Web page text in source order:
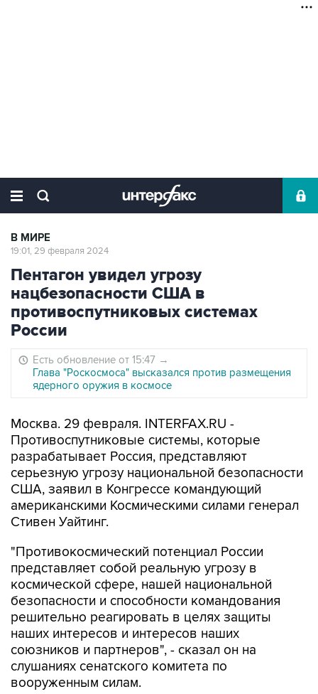
В МИРЕ
19:01, 29 февраля 2024
Пентагон увидел угрозу
нацбезопасности США в
противоспутниковых системах
России
Есть обновление от 15:47 →
Глава "Роскосмоса" высказался против размещения
ядерного оружия в космосе
Москва. 29 февраля. INTERFAX.RU -
Противоспутниковые системы, которые
разрабатывает Россия, представляют
серьезную угрозу национальной безопасности
США, заявил в Конгрессе командующий
американскими Космическими силами генерал
Стивен Уайтинг.
"Противокосмический потенциал России
представляет собой реальную угрозу в
космической сфере, нашей национальной
безопасности и способности командования
решительно реагировать в целях защиты
наших интересов и интересов наших
союзников и партнеров", - сказал он на
слушаниях сенатского комитета по
вооруженным силам.